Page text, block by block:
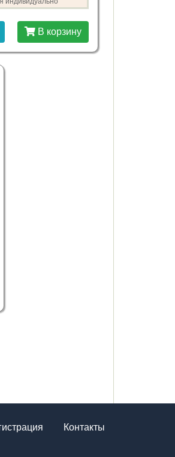
В корзину
Контакты